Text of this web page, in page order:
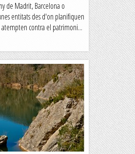
de Madrit, Barcelona o
entitats des d'on planifiquen
contra el patrimoni...